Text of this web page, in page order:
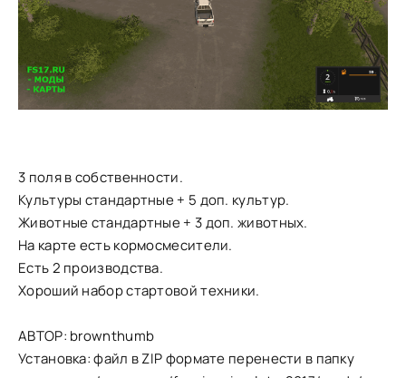
3 поля в собственности.
Культуры стандартные + 5 доп. культур.
Животные стандартные + 3 доп. животных.
На карте есть кормосмесители.
Есть 2 производства.
Хороший набор стартовой техники.
АВТОР: brownthumb
Установка: файл в ZIP формате перенести в папку